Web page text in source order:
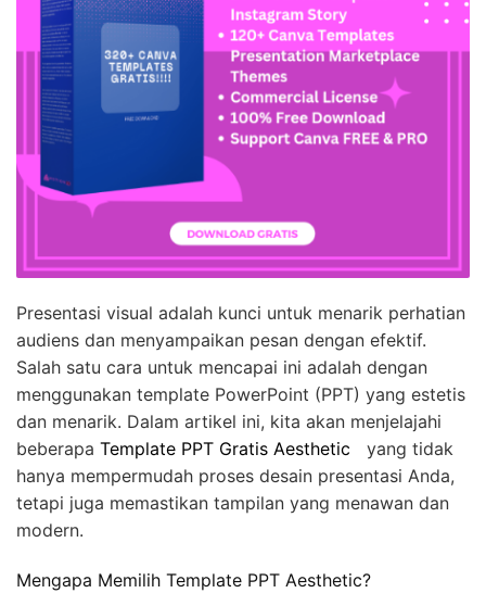
Presentasi visual adalah kunci untuk menarik perhatian
audiens dan menyampaikan pesan dengan efektif.
Salah satu cara untuk mencapai ini adalah dengan
menggunakan template PowerPoint (PPT) yang estetis
dan menarik. Dalam artikel ini, kita akan menjelajahi
beberapa Template PPT Gratis Aesthetic
yang tidak
hanya mempermudah proses desain presentasi Anda,
tetapi juga memastikan tampilan yang menawan dan
modern.
Mengapa Memilih Template PPT Aesthetic?